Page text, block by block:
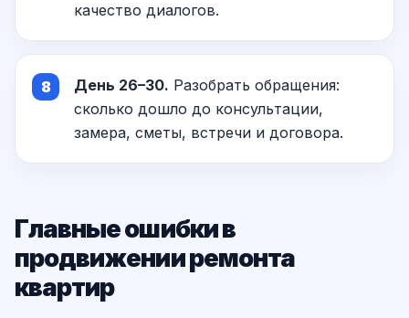
качество диалогов.
День 26–30. Разобрать обращения:
сколько дошло до консультации,
замера, сметы, встречи и договора.
Главные ошибки в
продвижении ремонта
квартир